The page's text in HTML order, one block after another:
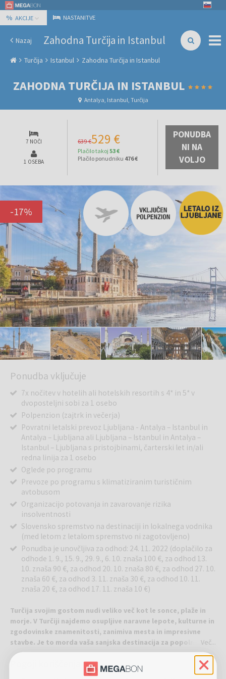
% AKCIJE NASTANITVE
Nazaj Zahodna Turčija in Istanbul
Turčija Istanbul Zahodna Turčija in Istanbul
ZAHODNA TURČIJA IN ISTANBUL
Antalya, Istanbul, Turčija
7 NOČI
1 OSEBA
639 €529 €
Plačilo takoj 53 €
Plačilo ponudniku 476 €
PONUDBA
NI NA
VOLJO
-17%
Ponudba vključuje
7x nočitev v hotelih ali hotelskih resortih s 4* in 5* v
dvoposteljni sobi za 1 osebo
Polpenzion (zajtrk in večerja)
Povratni letalski prevoz Ljubljana - Antalya – Istanbul in
Antalya – Ljubljana ali Ljubljana – Istanbul in Antalya –
Istanbul – Ljubljana s pristojbinami, čarterski let in/ali
redna linija za 1 osebo
Oglede po programu
Prevoze po programu s klimatiziranim turističnim
avtobusom
Organizacijo potovanja in zavarovanje rizika
insolventnosti
Slovensko spremstvo na destinaciji in lokalnega vodnika
(med letom z letalom spremstvo ni zagotovljeno)
Ponudba je unovčljiva za odhod: 24. 11. 2022 (doplačilo za
odhode 1. 9., 15. 9., 29. 9., 6. 10. znaša 100 €, za odhod 13.
10. znaša 90 €, za odhod 20. 10. znaša 80 €, za odhod 27. 10.
znaša 60 €, za odhod 3. 11. znaša 30 €, za odhod 10. 11.
znaša 20 €, za odhod 17. 11. znaša 10 €)
Turčija svojim gostom nudi veliko več kot le sonce, plaže in
morje. V Turčiji najdemo osupljive naravne lepote, kulturne in
zgodovinske znamenitosti, zanimiva mesta in impresivne
stavbe. Je to morda vaša sanjska destinacija za popoln
oddih?
Več...
Pogoji koriščenja